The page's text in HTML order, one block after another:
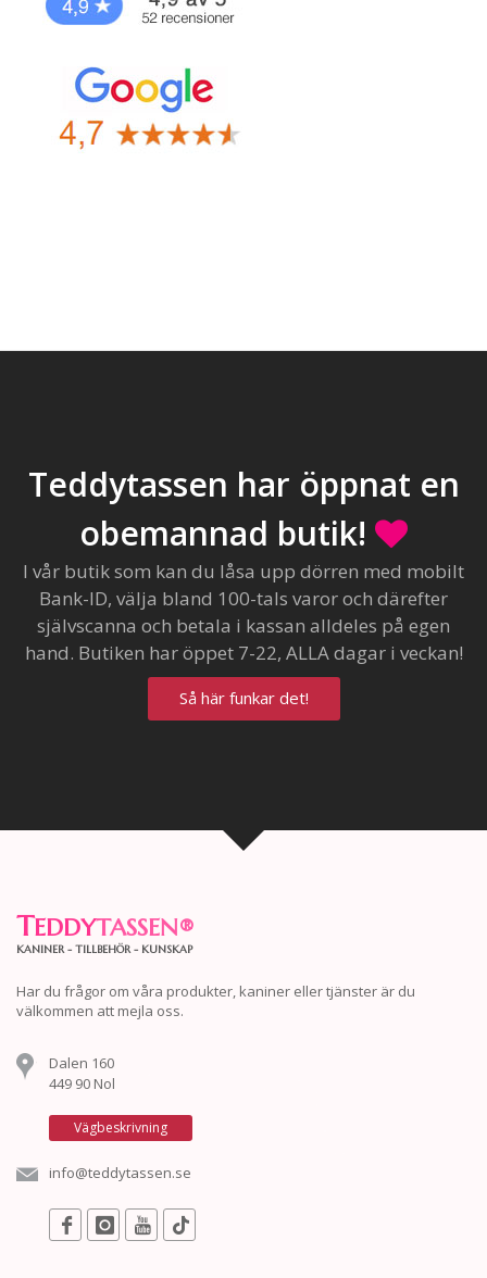
Teddytassen har öppnat en
obemannad butik!
I vår butik som kan du låsa upp dörren med mobilt
Bank-ID, välja bland 100-tals varor och därefter
självscanna och betala i kassan alldeles på egen
hand. Butiken har öppet 7-22, ALLA dagar i veckan!
Så här funkar det!
TEDDYTASSEN®
KANINER - TILLBEHÖR - KUNSKAP
Har du frågor om våra produkter, kaniner eller tjänster är du
välkommen att mejla oss.
Dalen 160
449 90 Nol
Vägbeskrivning
info@teddytassen.se